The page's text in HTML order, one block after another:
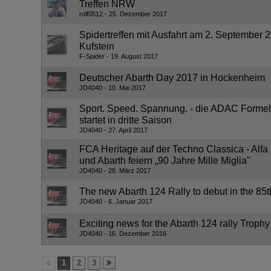
Treffen NRW
rolf0512 25. Dezember 2017
Spidertreffen mit Ausfahrt am 2. September
Kufstein
F-Spider 19. August 2017
Deutscher Abarth Day 2017 in Hockenheim
JD4040 10. Mai 2017
Sport. Speed. Spannung. - die ADAC
startet in dritte Saison
JD4040 27. April 2017
FCA Heritage auf der Techno Classica -
und Abarth feiern „90 Jahre Mille Miglia"
JD4040 28. März 2017
The new Abarth 124 Rally to debut in the
JD4040 6. Januar 2017
Exciting news for the Abarth 124 rally Trophy
JD4040 16. Dezember 2016
1 2 3